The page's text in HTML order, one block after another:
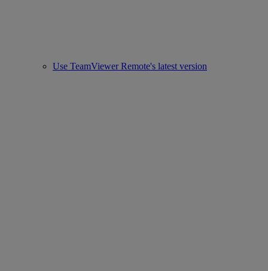
Use TeamViewer Remote's latest version